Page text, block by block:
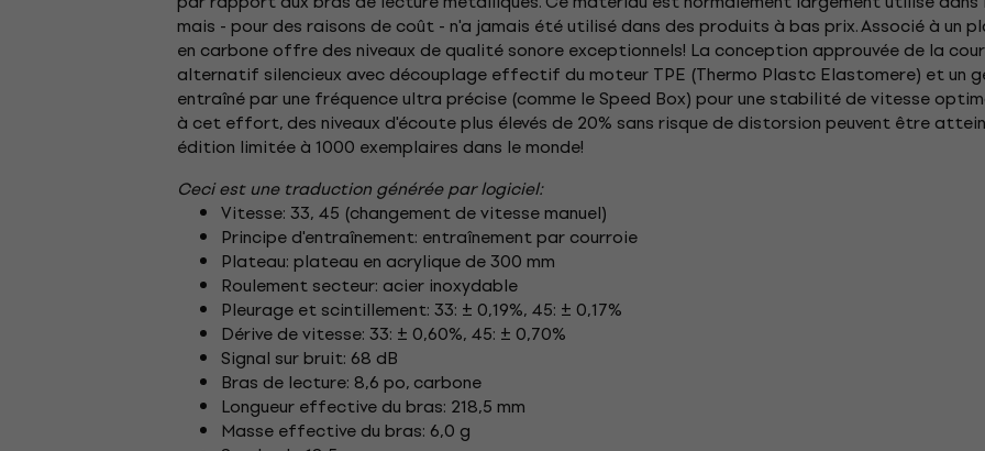
mais - pour des raisons de coût - n'a jamais été utilisé dans des produits à bas prix. Associé à un
en carbone offre des niveaux de qualité sonore exceptionnels! La conception approuvée de la
alternatif silencieux avec découplage effectif du moteur TPE (Thermo Plastc Elastomere) et un
entraîné par une fréquence ultra précise (comme le Speed Box) pour une stabilité de vitesse
à cet effort, des niveaux d'écoute plus élevés de 20% sans risque de distorsion peuvent être
édition limitée à 1000 exemplaires dans le monde!
Ceci est une traduction générée par logiciel:
Vitesse: 33, 45 (changement de vitesse manuel)
Principe d'entraînement: entraînement par courroie
Plateau: plateau en acrylique de 300 mm
Roulement secteur: acier inoxydable
Pleurage et scintillement: 33: ± 0,19%, 45: ± 0,17%
Dérive de vitesse: 33: ± 0,60%, 45: ± 0,70%
Signal sur bruit: 68 dB
Bras de lecture: 8,6 po, carbone
Longueur effective du bras: 218,5 mm
Masse effective du bras: 6,0 g